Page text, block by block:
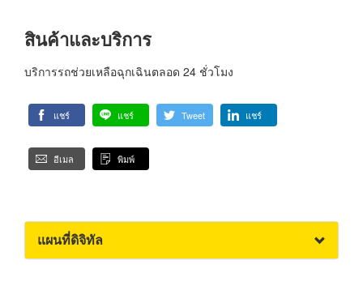
สินค้าและบริการ
บริการรถช่วยเหลือฉุกเฉินตลอด 24 ชั่วโมง
แชร์ แชร์ Tweet แชร์
อีเมล พิมพ์
แผนที่ดิจิทัล